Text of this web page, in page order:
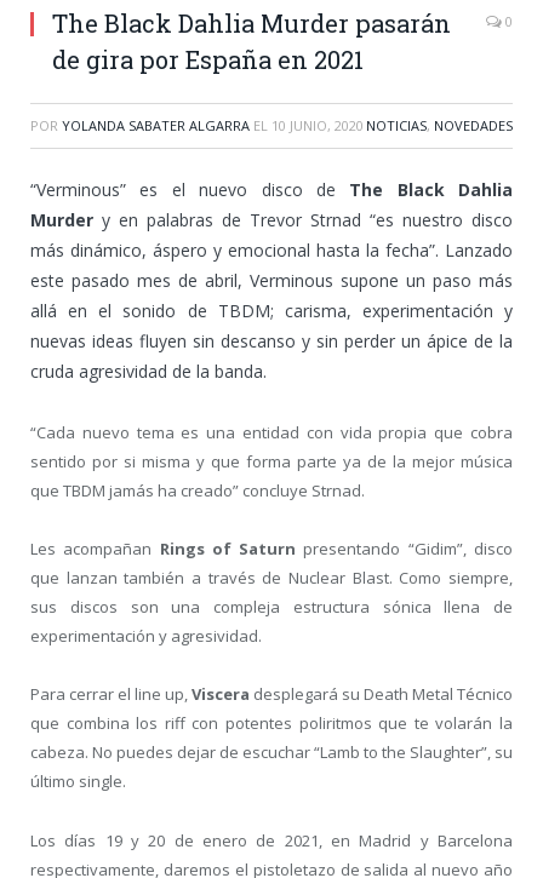
The Black Dahlia Murder pasarán
de gira por España en 2021
0
POR YOLANDA SABATER ALGARRA EL 10 JUNIO, 2020 NOTICIAS, NOVEDADES
“Verminous” es el nuevo disco de The Black Dahlia
Murder y en palabras de Trevor Strnad “es nuestro disco
más dinámico, áspero y emocional hasta la fecha”. Lanzado
este pasado mes de abril, Verminous supone un paso más
allá en el sonido de TBDM; carisma, experimentación y
nuevas ideas fluyen sin descanso y sin perder un ápice de la
cruda agresividad de la banda.
“Cada nuevo tema es una entidad con vida propia que cobra
sentido por si misma y que forma parte ya de la mejor música
que TBDM jamás ha creado” concluye Strnad.
Les acompañan Rings of Saturn presentando “Gidim”, disco
que lanzan también a través de Nuclear Blast. Como siempre,
sus discos son una compleja estructura sónica llena de
experimentación y agresividad.
Para cerrar el line up,Viscera desplegará su Death Metal Técnico
que combina los riff con potentes poliritmos que te volarán la
cabeza. No puedes dejar de escuchar “Lamb to the Slaughter”, su
último single.
Los días 19 y 20 de enero de 2021, en Madrid y Barcelona
respectivamente, daremos el pistoletazo de salida al nuevo año